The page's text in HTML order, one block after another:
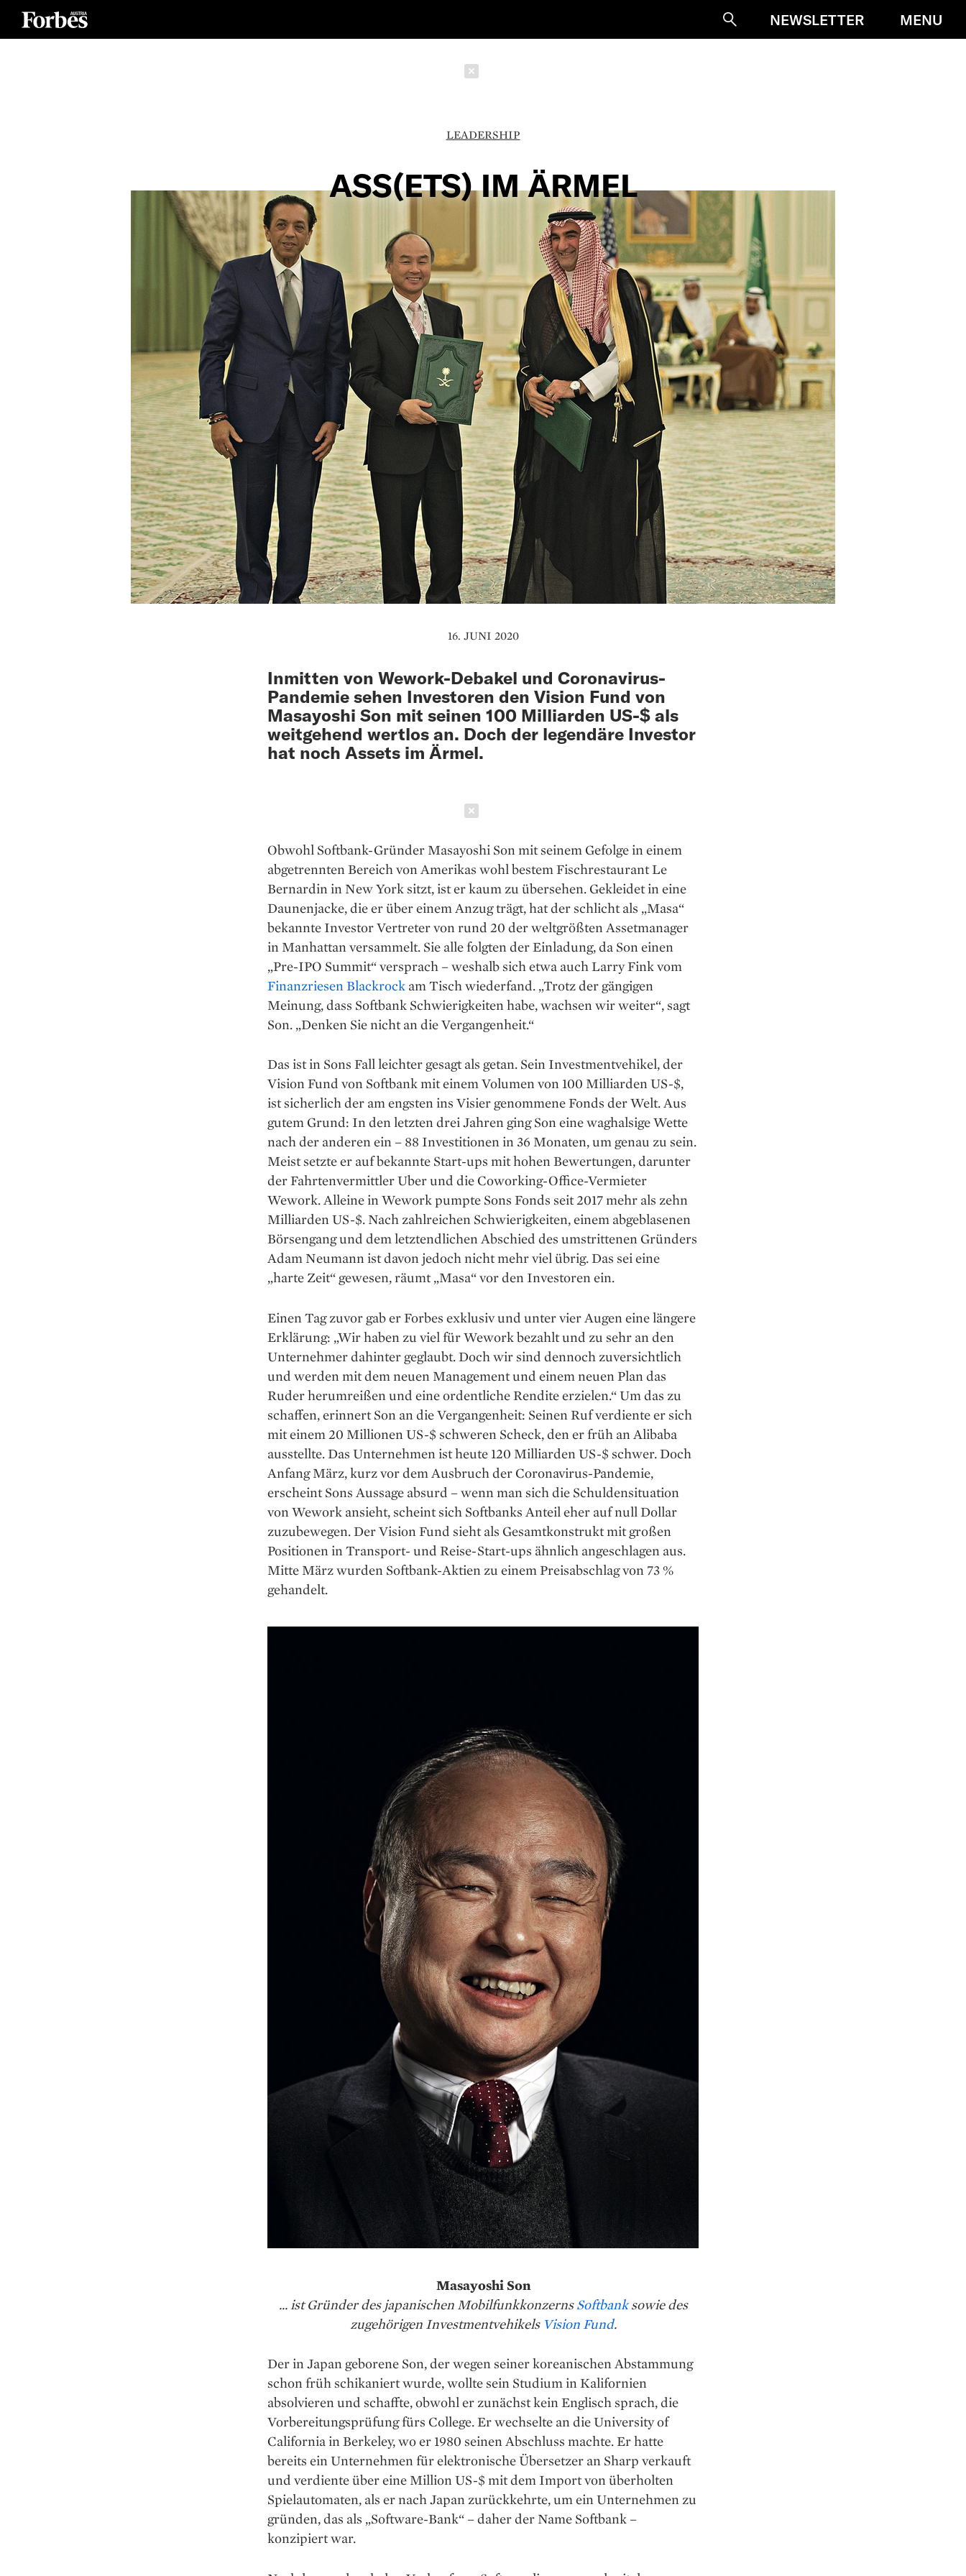
SucheNEWSLETTER MENU
LEADERSHIP
ASS(ETS) IM ÄRMEL
16. JUNI 2020
Inmitten von Wework-Debakel und Coronavirus­-
Pandemie sehen Investoren den Vision Fund von
Masayoshi Son mit seinen 100 Milliarden US-$ als
weitgehend wertlos an. Doch der legendäre Investor
hat noch Assets im Ärmel.
Obwohl Softbank-Gründer Masa­yoshi Son mit seinem Gefolge in ­einem
abgetrennten Bereich von Amerikas wohl bestem Fischrestaurant Le
Bernardin in New York sitzt, ist er kaum zu übersehen. Gekleidet in eine
Daunenjacke, die er über einem Anzug trägt, hat der schlicht als „Masa“
bekannte Investor ­Vertreter von rund 20 der weltgrößten Asset­manager
in Manhattan versammelt. Sie alle folgten der Einladung, da Son einen
„Pre-IPO Summit“ versprach – weshalb sich etwa auch Larry Fink vom
Finanzriesen Blackrock am Tisch wiederfand. „Trotz der gängigen
Meinung, dass Softbank Schwierigkeiten habe, wachsen wir weiter“, sagt
Son. „Denken Sie nicht an die Vergangenheit.“
Das ist in Sons Fall leichter ­gesagt als getan. Sein Investment­vehikel, der
Vision Fund von Softbank mit einem Volumen von 100 Milliarden US-$,
ist sicherlich der am engsten ins Visier genommene Fonds der Welt. Aus
gutem Grund: In den letzten drei Jahren ging Son eine waghalsige Wette
nach der anderen ein – 88 Investitionen in 36 Monaten, um genau zu sein.
Meist setzte er auf bekannte Start-ups mit hohen Bewertungen, darunter
der Fahrtenvermittler Uber und die Coworking-Office-Vermieter
Wework. Alleine in Wework pumpte Sons Fonds seit 2017 mehr als zehn
Milliarden US-$. Nach zahlreichen Schwierigkeiten, einem abgeblasenen
Börsengang und dem letztendlichen Abschied des umstrittenen Gründers
Adam Neumann ist davon jedoch nicht mehr viel übrig. Das sei eine
„harte Zeit“ gewesen, räumt „Masa“ vor den Investoren ein.
Einen Tag zuvor gab er Forbes exklusiv und unter vier Augen eine längere
Erklärung: „Wir haben zu viel für Wework bezahlt und zu sehr an den
Unternehmer dahinter geglaubt. Doch wir sind dennoch zuversichtlich
und werden mit dem neuen Management und einem neuen Plan das
Ruder herumreißen und eine ordentliche Rendite erzielen.“ Um das zu
schaffen, erinnert Son an die Vergangenheit: Seinen Ruf verdiente er sich
mit einem 20 Millionen US-$ schweren Scheck, den er früh an Alibaba
ausstellte. Das Unternehmen ist heute 120 Milliarden US-$ schwer. Doch
Anfang März, kurz vor dem Ausbruch der Coronavirus-Pandemie,
erscheint Sons Aussage absurd – wenn man sich die Schuldensituation
von Wework ansieht, scheint sich Softbanks Anteil eher auf null Dollar
zuzubewegen. Der Vision Fund sieht als Gesamtkonstrukt mit großen
Positionen in Transport- und Reise-Start-ups ähnlich angeschlagen aus.
Mitte März wurden Softbank-Aktien zu einem Preisabschlag von 73 %
gehandelt.
Masayoshi Son
... ist Gründer des japanischen MobilfunkkonzernsSoftbanksowie des
zugehörigen Investmentvehikels Vision Fund.
Der in Japan geborene Son, der wegen seiner koreanischen Abstammung
schon früh schikaniert wurde, wollte sein Studium in Kalifornien
absolvieren und schaffte, obwohl er zunächst kein Englisch sprach, die
Vorbereitungsprüfung fürs College. Er wechselte an die University of
California in Berkeley, wo er 1980 seinen Abschluss machte. Er hatte
bereits ein Unternehmen für elektronische Übersetzer an Sharp verkauft
und verdiente über eine Million US-$ mit dem Import von überholten
Spielautomaten, als er nach Japan zurückkehrte, um ein Unternehmen zu
gründen, das als „Software-Bank“ – daher der Name Softbank –
konzipiert war.